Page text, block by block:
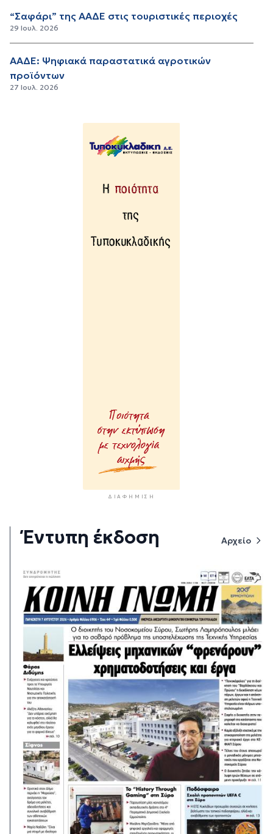
“Σαφάρι” της ΑΑΔΕ στις τουριστικές περιοχές
29 Ιουλ. 2026
ΑΑΔΕ: Ψηφιακά παραστατικά αγροτικών
προϊόντων
27 Ιουλ. 2026
ΔΙΑΦΉΜΙΣΗ
Έντυπη έκδοση Αρχείο